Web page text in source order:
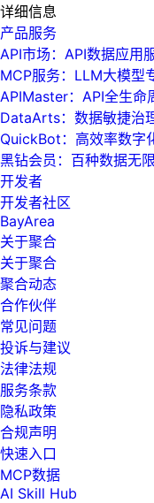
详细信息
产品服务
API市场：API数据应用
MCP服务：LLM大模型
APIMaster：API全生命
DataArts：数据敏捷治
QuickBot：高效率数字
黑钻会员：百种数据无
开发者
开发者社区
BayArea
关于聚合
关于聚合
聚合动态
合作伙伴
常见问题
投诉与建议
法律法规
服务条款
隐私政策
合规声明
快速入口
MCP数据
AI Skill Hub